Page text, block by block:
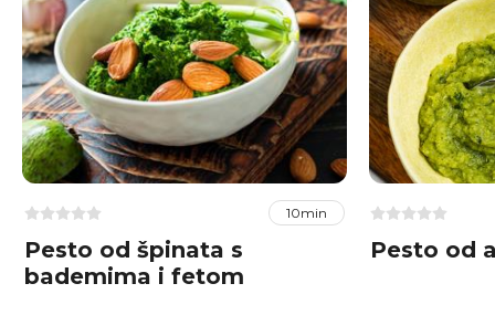
10min
Pesto od špinata s
bademima i fetom
Pesto od